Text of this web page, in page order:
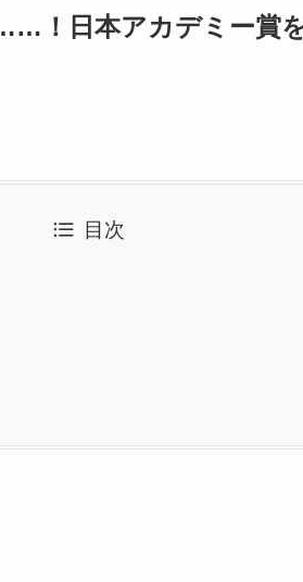
！日本アカデミー賞
目次